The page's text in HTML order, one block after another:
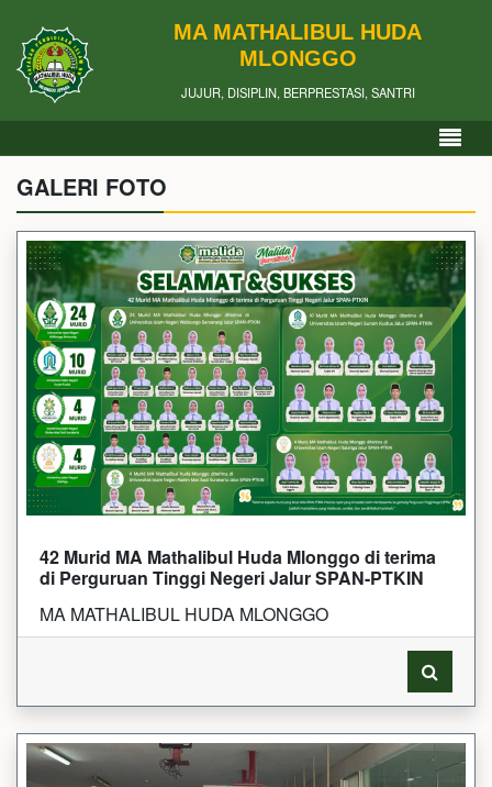
MA MATHALIBUL HUDA
MLONGGO
JUJUR, DISIPLIN, BERPRESTASI, SANTRI
GALERI FOTO
42 Murid MA Mathalibul Huda Mlonggo di terima
di Perguruan Tinggi Negeri Jalur SPAN-PTKIN
MA MATHALIBUL HUDA MLONGGO